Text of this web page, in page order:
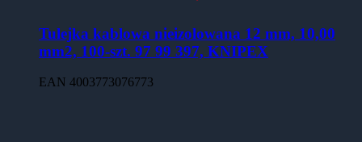
Tulejka kablowa nieizolowana 12 mm, 10,00
mm2, 100-szt. 97 99 397, KNIPEX
EAN 4003773076773